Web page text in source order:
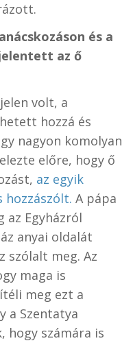
és a
az ő
volt, a
hozzá és
nagyon komolyan
előre, hogy ő
az egyik
hozzászólt. A pápa
az Egyházról
anyai oldalát
szólalt meg. Az
maga is
meg ezt a
a Szentatya
hogy számára is